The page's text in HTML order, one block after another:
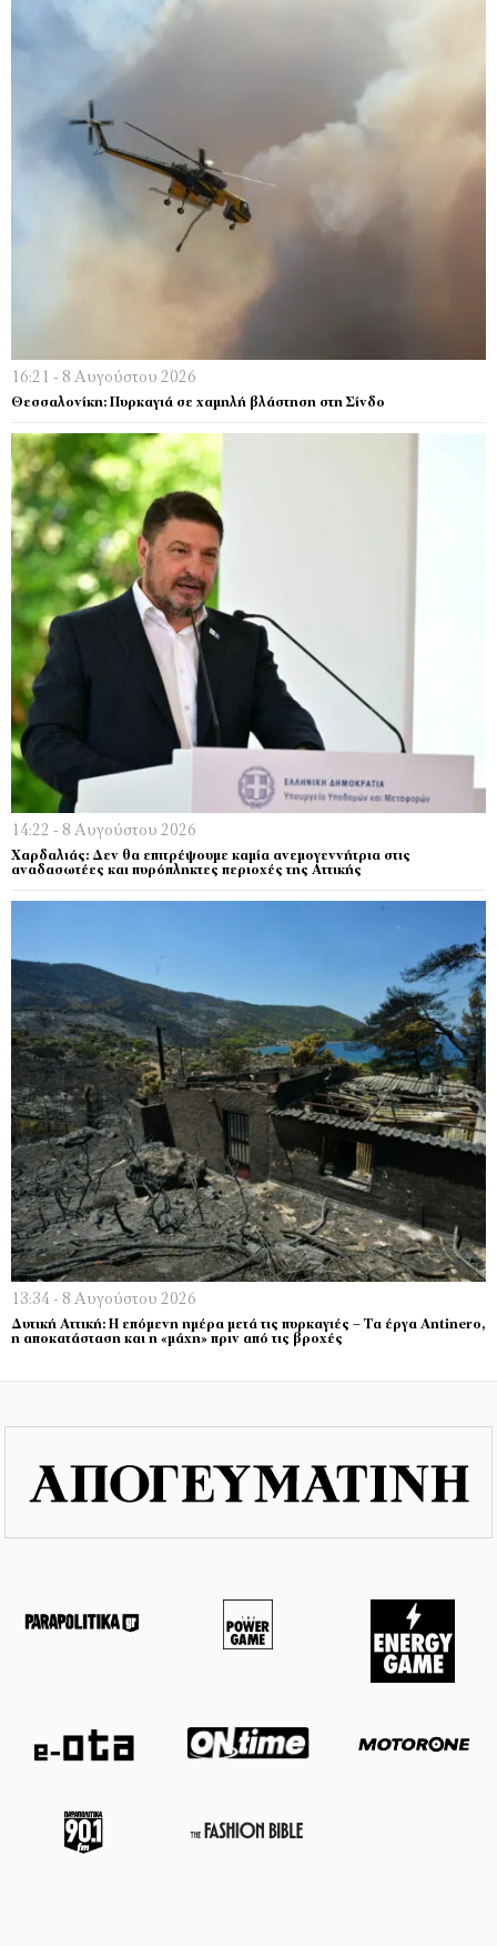
16:21 - 8 Αυγούστου 2026
Θεσσαλονίκη: Πυρκαγιά σε χαμηλή βλάστηση στη Σίνδο
14:22 - 8 Αυγούστου 2026
Χαρδαλιάς: Δεν θα επιτρέψουμε καμία ανεμογεννήτρια στις
αναδασωτέες και πυρόπληκτες περιοχές της Αττικής
13:34 - 8 Αυγούστου 2026
Δυτική Αττική: Η επόμενη ημέρα μετά τις πυρκαγιές – Τα έργα Antinero,
η αποκατάσταση και η «μάχη» πριν από τις βροχές